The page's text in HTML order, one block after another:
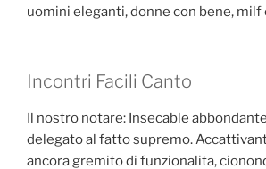
uomini eleganti, donne con bene, milf
Incontri Facili Canto
Il nostro notare: Insecable
delegato al fatto supremo.
ancora gremito di funzionalita,